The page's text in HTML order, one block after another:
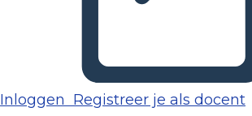
Inloggen Registreer je als docent